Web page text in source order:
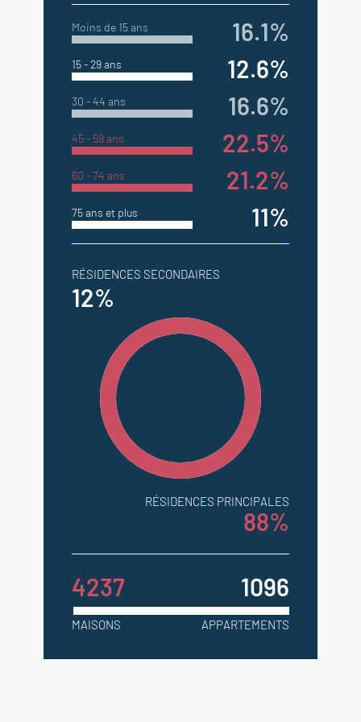
Moins de 15 ans 16.1%
15 - 29 ans 12.6%
30 - 44 ans 16.6%
45 - 59 ans 22.5%
60 - 74 ans 21.2%
75 ans et plus 11%
RÉSIDENCES SECONDAIRES
12%
RÉSIDENCES PRINCIPALES
88%
4237 1096
MAISONS APPARTEMENTS